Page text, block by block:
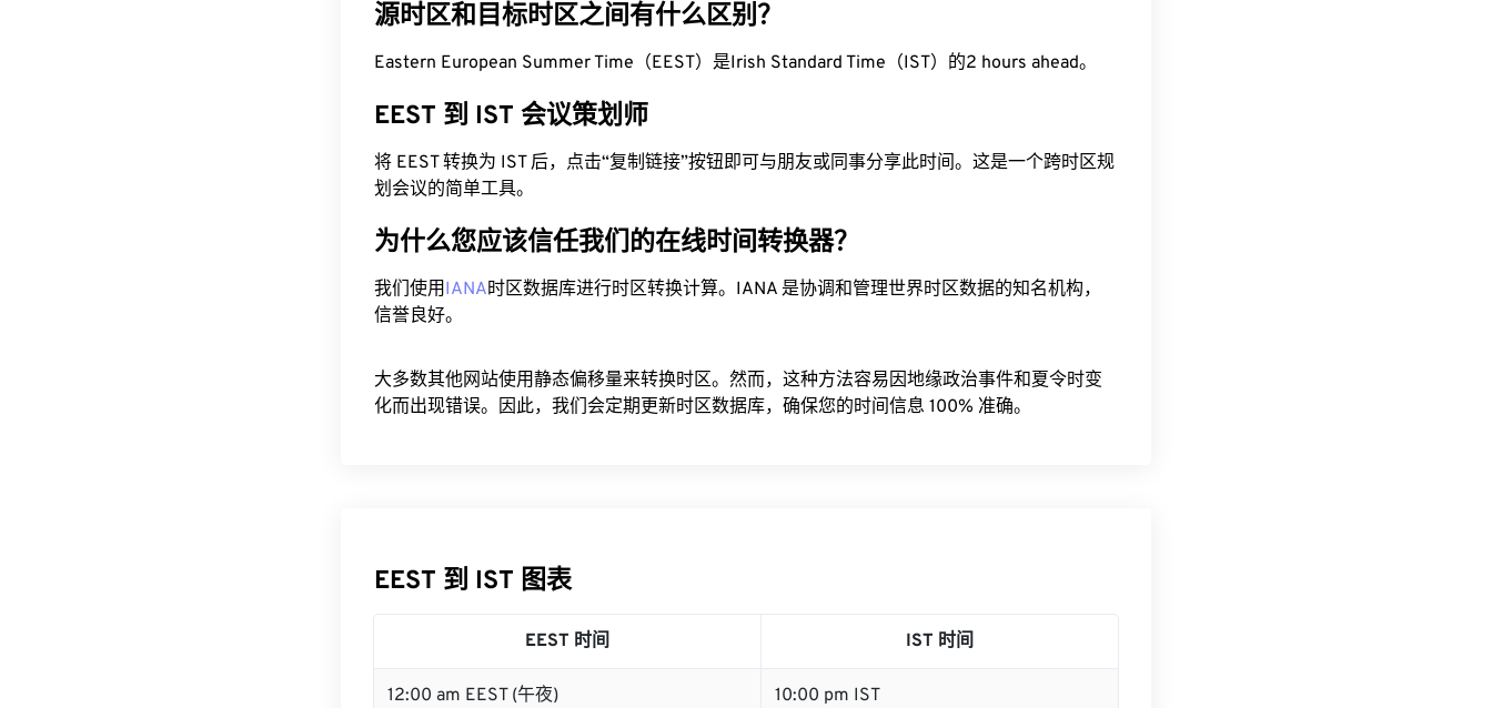
源时区和目标时区之间有什么区别？
Eastern European Summer Time（EEST）是Irish Standard Time（IST）的2 hours ahead。
EEST 到 IST 会议策划师
将 EEST 转换为 IST 后，点击“复制链接”按钮即可与朋友或同事分享此时间。这是一个跨时区规
划会议的简单工具。
为什么您应该信任我们的在线时间转换器？
我们使用IANA时区数据库进行时区转换计算。IANA 是协调和管理世界时区数据的知名机构，
信誉良好。
大多数其他网站使用静态偏移量来转换时区。然而，这种方法容易因地缘政治事件和夏令时变
化而出现错误。因此，我们会定期更新时区数据库，确保您的时间信息 100% 准确。
EEST 到 IST 图表
EEST 时间 IST 时间
12:00 am EEST (午夜) 10:00 pm IST